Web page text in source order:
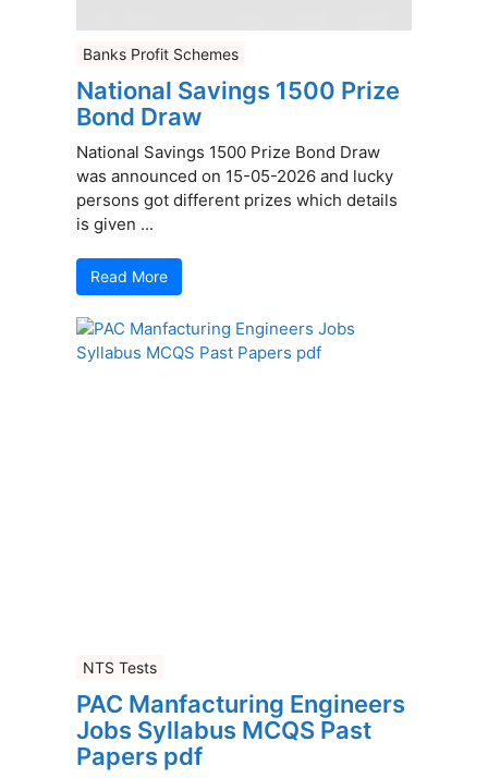
Banks Profit Schemes
National Savings 1500 Prize
Bond Draw
National Savings 1500 Prize Bond Draw
was announced on 15-05-2026 and lucky
persons got different prizes which details
is given ...
Read More
NTS Tests
PAC Manfacturing Engineers
Jobs Syllabus MCQS Past
Papers pdf